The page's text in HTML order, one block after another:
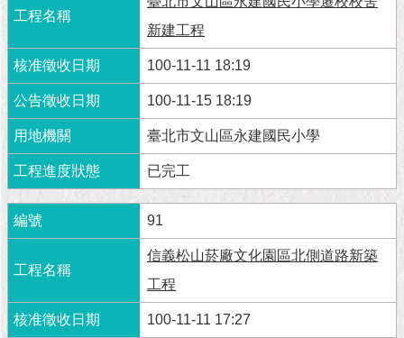
新建工程
100-11-11 18:19
100-11-15 18:19
臺北市文山區永建國民小學
已完工
91
信義松山菸廠文化園區北側道路新築
工程
100-11-11 17:27